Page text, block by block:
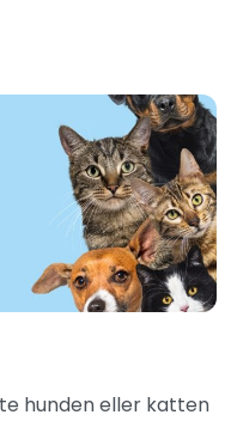
hunden eller katten